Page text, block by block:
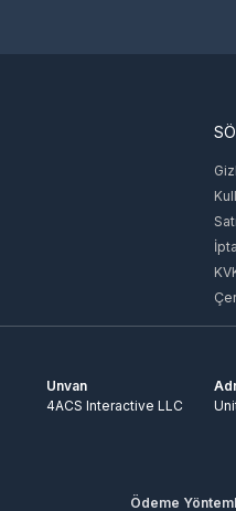
Unvan
4ACS Interactive LLC
Ödeme